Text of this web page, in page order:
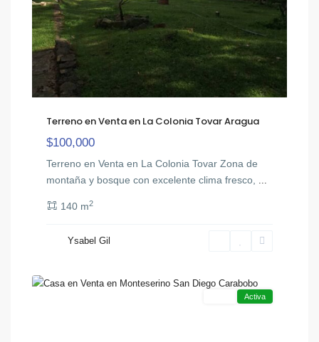
Terreno en Venta en La Colonia Tovar Aragua
$100,000
Terreno en Venta en La Colonia Tovar Zona de
montaña y bosque con excelente clima fresco, ...
140 m2
Ysabel Gil
Activa